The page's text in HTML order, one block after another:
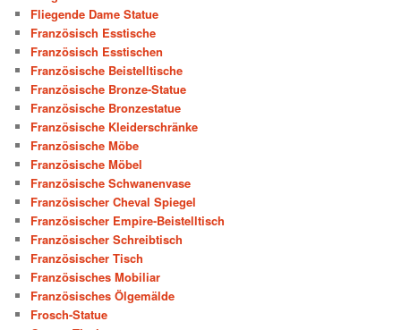
Fliegende Dame Statue
Französisch Esstische
Französisch Esstischen
Französische Beistelltische
Französische Bronze-Statue
Französische Bronzestatue
Französische Kleiderschränke
Französische Möbe
Französische Möbel
Französische Schwanenvase
Französischer Cheval Spiegel
Französischer Empire-Beistelltisch
Französischer Schreibtisch
Französischer Tisch
Französisches Mobiliar
Französisches Ölgemälde
Frosch-Statue